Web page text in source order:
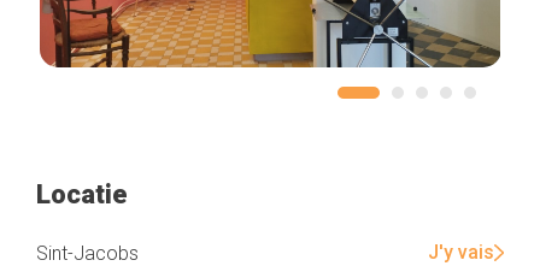
Locatie
Sint-Jacobs J'y vais